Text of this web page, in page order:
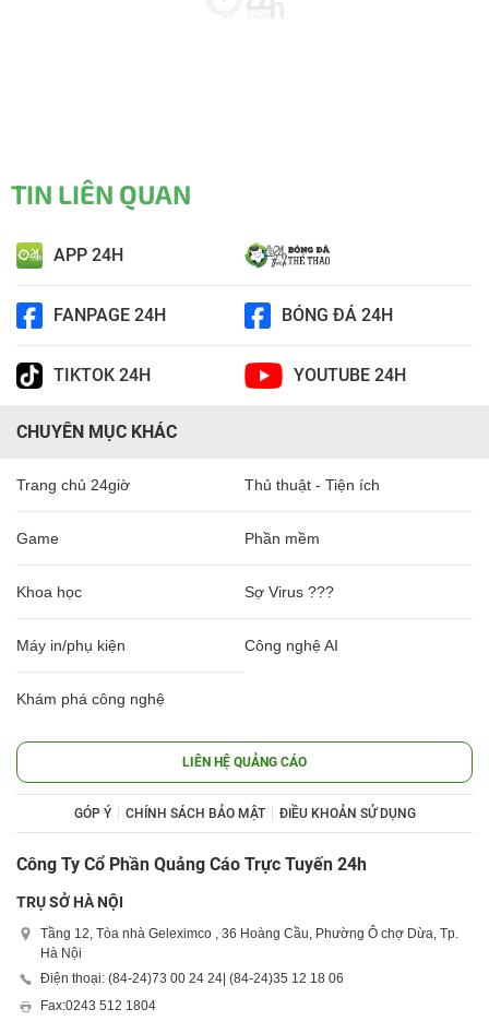
TIN LIÊN QUAN
APP 24H
FANPAGE 24H BÓNG ĐÁ 24H
TIKTOK 24H YOUTUBE 24H
CHUYÊN MỤC KHÁC
Trang chủ 24giờ Thủ thuật - Tiện ích
Game Phần mềm
Khoa học Sợ Virus ???
Máy in/phụ kiện Công nghệ AI
Khám phá công nghệ
LIÊN HỆ QUẢNG CÁO
GÓP Ý CHÍNH SÁCH BẢO MẬT ĐIỀU KHOẢN SỬ DỤNG
Công Ty Cổ Phần Quảng Cáo Trực Tuyến 24h
TRỤ SỞ HÀ NỘI
Tầng 12, Tòa nhà Geleximco , 36 Hoàng Cầu, Phường Ô chợ Dừa, Tp.
Hà Nội
Điện thoại: (84-24)73 00 24 24| (84-24)35 12 18 06
Fax:0243 512 1804